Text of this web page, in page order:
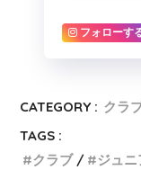
フォローす
CATEGORY : クラ
TAGS :
クラブ
ジュニ